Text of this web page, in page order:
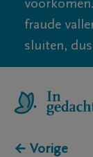
fraude
sluiten,
← Vorige